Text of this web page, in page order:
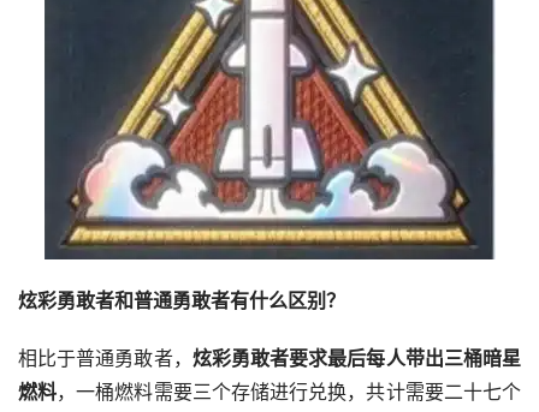
炫彩勇敢者和普通勇敢者有什么区别？
相比于普通勇敢者， 炫彩勇敢者要求最后每人带出三桶暗星
燃料，一桶燃料需要三个存储进行兑换，共计需要二十七个